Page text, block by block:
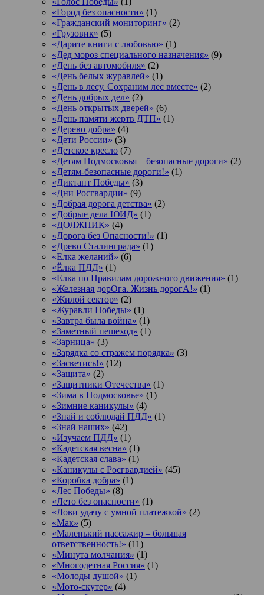
«Город без опасности» (1)
«Гражданский мониторинг» (2)
«Грузовик» (5)
«Дарите книги с любовью» (1)
«Дед мороз специального назначения» (9)
«День без автомобиля» (2)
«День белых журавлей» (1)
«День в лесу. Сохраним лес вместе» (2)
«День добрых дел» (2)
«День открытых дверей» (6)
«День памяти жертв ДТП» (1)
«Дерево добра» (4)
«Дети России» (3)
«Детское кресло (7)
«Детям Подмосковья – безопасные дороги» (2)
«Детям-безопасные дороги!» (1)
«Диктант Победы» (3)
«Дни Росгвардии» (9)
«Добрая дорога детства» (2)
«Добрые дела ЮИД» (1)
«ДОЛЖНИК» (4)
«Дорога без Опасности!» (1)
«Древо Сталинграда» (1)
«Елка желаний» (6)
«Ёлка ПДД» (1)
«Елка по Правилам дорожного движения» (1)
«Железная дорОга. Жизнь дорогА!» (1)
«Жилой сектор» (2)
«Журавли Победы» (1)
«Завтра была война» (1)
«Заметный пешеход» (1)
«Зарница» (3)
«Зарядка со стражем порядка» (3)
«Засветись!» (12)
«Защита» (2)
«Защитники Отечества» (1)
«Зима в Подмосковье» (1)
«Зимние каникулы» (4)
«Знай и соблюдай ПДД» (1)
«Знай наших» (42)
«Изучаем ПДД» (1)
«Кадетская весна» (1)
«Кадетская слава» (1)
«Каникулы с Росгвардией» (45)
«Коробка добра» (1)
«Лес Победы» (8)
«Лето без опасности» (1)
«Лови удачу с умной платежкой» (2)
«Мак» (5)
«Маленький пассажир – большая
ответственность!» (11)
«Минута молчания» (1)
«Многодетная Россия» (1)
«Молоды душой» (1)
«Мото-скутер» (4)